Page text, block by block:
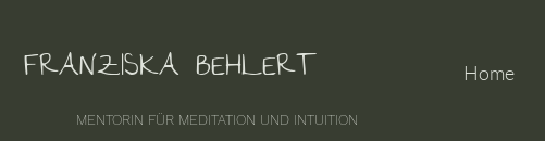
FRANZISKA BEHLERT
MENTORIN FÜR MEDITATION UND INTUITION
Home